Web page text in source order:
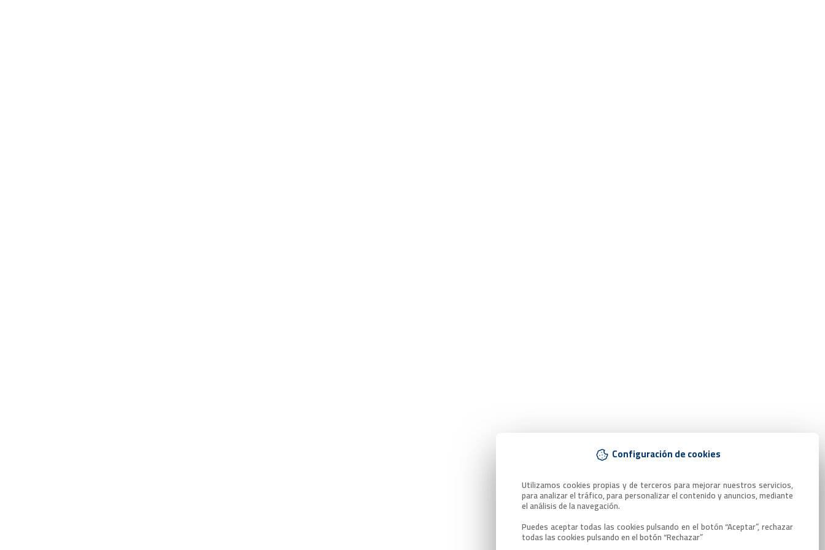
Configuración de cookies
Utilizamos cookies propias y de terceros para mejorar nuestros servicios,
para analizar el tráfico, para personalizar el contenido y anuncios, mediante
el análisis de la navegación.
Puedes aceptar todas las cookies pulsando en el botón “Aceptar”, rechazar
todas las cookies pulsando en el botón “Rechazar”